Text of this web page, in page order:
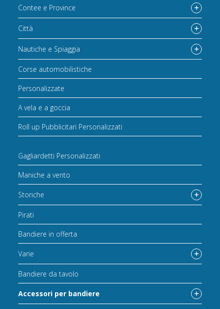
Contee e Province
Città
Nautiche e Spiaggia
Corse automobilistiche
Personalizzate
A vela e a goccia
Roll up Pubblicitari Personalizzati
Gagliardetti Personalizzati
Maniche a vento
Storiche
Pirati
Bandiere in offerta
Varie
Bandiere da tavolo
Accessori per bandiere